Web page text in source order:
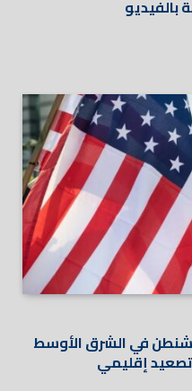
بالفيديو
في الشرق الأوسط
إقليمي